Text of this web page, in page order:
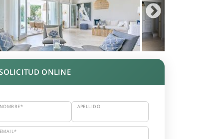
ONLINE
NOMBRE* APELLIDO
EMAIL*